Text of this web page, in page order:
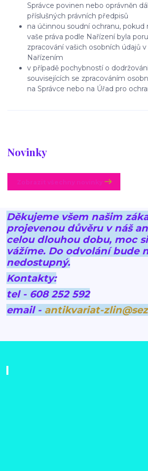
Novinky
Správce povinen nebo oprávněn
příslušných právních předpisů
na účinnou soudní ochranu, pokud
vaše práva podle Nařízení byla
zpracování vašich osobních údajů
Nařízením
v případě pochybností o
souvisejících se zpracováním
na Správce nebo na Úřad pro
Děkujeme všem našim
projevenou důvěru v náš
celou dlouhou dobu, moc
vážíme. Do odvolání bude
nedostupný.
Kontakty:
tel - 608 252 592
email - antikvariat-